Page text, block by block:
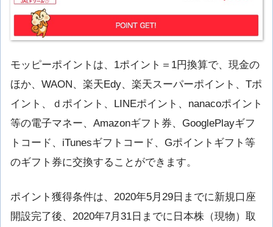
モッピーポイントは、1ポイント＝1円換算で、現金の
ほか、WAON、楽天Edy、楽天スーパーポイント、Tポ
イント、ｄポイント、LINEポイント、nanacoポイント
等の電子マネー、Amazonギフト券、GooglePlayギフ
トコード、iTunesギフトコード、Gポイントギフト等
のギフト券に交換することができます。
ポイント獲得条件は、2020年5月29日までに新規口座
開設完了後、2020年7月31日までに日本株（現物）取